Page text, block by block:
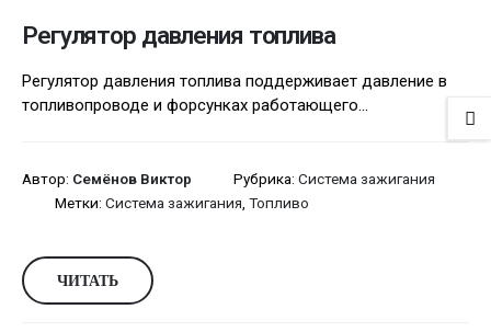
Регулятор давления топлива
Регулятор давления топлива поддерживает давление в
топливопроводе и форсунках работающего...
Автор: Семёнов Виктор Рубрика: Система зажигания
Метки: Система зажигания Топливо
ЧИТАТЬ